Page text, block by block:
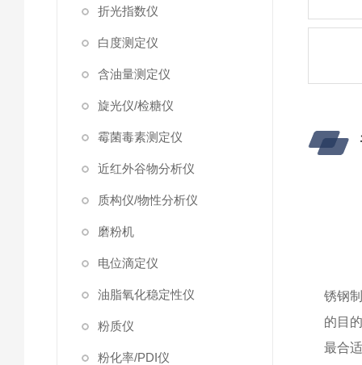
折光指数仪
白度测定仪
含油量测定仪
旋光仪/检糖仪
霉菌毒素测定仪
近红外谷物分析仪
质构仪/物性分析仪
磨粉机
电位滴定仪
油脂氧化稳定性仪
粉质仪
粉化率/PDI仪
锈钢
的目
最合